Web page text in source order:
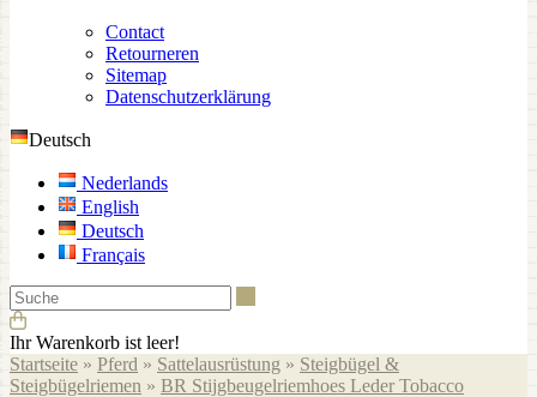
Contact
Retourneren
Sitemap
Datenschutzerklärung
Deutsch
Nederlands
English
Deutsch
Français
Ihr Warenkorb ist leer!
Startseite » Pferd » Sattelausrüstung » Steigbügel &
Steigbügelriemen » BR Stijgbeugelriemhoes Leder Tobacco